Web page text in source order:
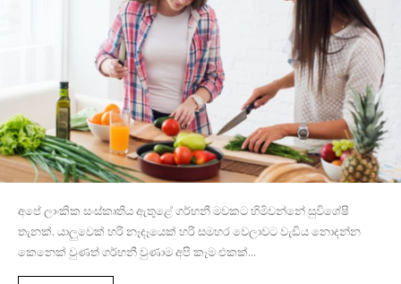
අපේ ලාංකික සංස්කෘතිය ඇතුළේ ගර්භනී මවකට හිමිවන්නේ සුවිශේෂී
තැනක්. යාලුවෙක් හරි නෑදෑයෙක් හරි සමහර වෙලාවට වැඩිය නොදන්න
කෙනෙක් වුණත් ගර්භනී වුණාම අපි කෑම එකක්...